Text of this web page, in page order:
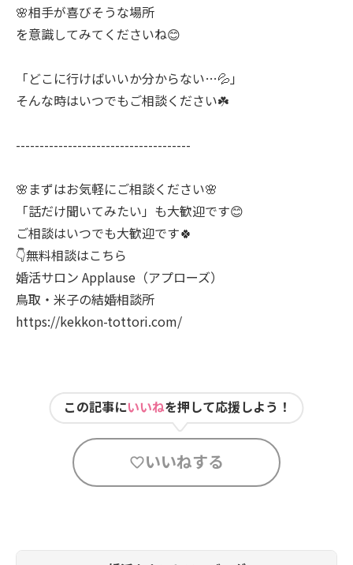
🌸相手が喜びそうな場所
を意識してみてくださいね😊
「どこに行けばいいか分からない…💦」
そんな時はいつでもご相談ください☘️
-------------------------------------
🌸まずはお気軽にご相談ください🌸
「話だけ聞いてみたい」も大歓迎です😊
ご相談はいつでも大歓迎です🍀
👇無料相談はこちら
婚活サロン Applause（アプローズ）
鳥取・米子の結婚相談所
https://kekkon-tottori.com/
この記事にいいねを押して応援しよう！
いいねする